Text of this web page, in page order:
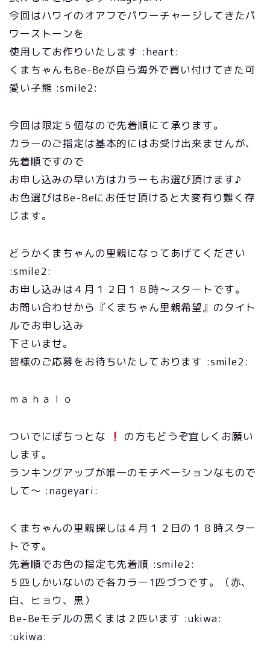
今回はハワイのオアフでパワーチャージしてきたパ
ワーストーンを
使用してお作りいたします :heart:
くまちゃんもBe-Beが自ら海外で買い付けてきた可
愛い子熊 :smile2:
今回は限定５個なので先着順にて承ります。
カラーのご指定は基本的にはお受け出来ませんが、
先着順ですので
お申し込みの早い方はカラーもお選び頂けます♪
お色選びはBe-Beにお任せ頂けると大変有り難く存
じます。
どうかくまちゃんの里親になってあげてください
:smile2:
お申し込みは４月１２日１８時～スタートです。
お問い合わせから『くまちゃん里親希望』のタイト
ルでお申し込み
下さいませ。
皆様のご応募をお待ちいたしております :smile2:
ｍａｈａｌｏ
ついでにぽちっとな
の方もどうぞ宜しくお願い
します。
ランキングアップが唯一のモチベーションなもので
して～ :nageyari:
くまちゃんの里親探しは４月１２日の１８時スター
トです。
先着順でお色の指定も先着順 :smile2:
５匹しかいないので各カラー1匹づつです。（赤、
白、ヒョウ、黒）
Be-Beモデルの黒くまは２匹います :ukiwa:
:ukiwa: